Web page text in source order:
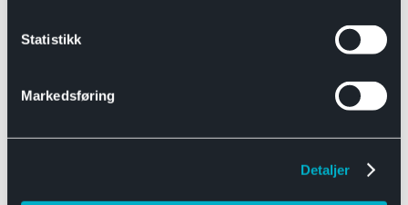
Statistikk
Markedsføring
Detaljer